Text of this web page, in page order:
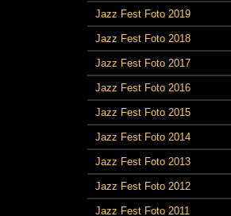
Jazz Fest Foto 2019
Jazz Fest Foto 2018
Jazz Fest Foto 2017
Jazz Fest Foto 2016
Jazz Fest Foto 2015
Jazz Fest Foto 2014
Jazz Fest Foto 2013
Jazz Fest Foto 2012
Jazz Fest Foto 2011